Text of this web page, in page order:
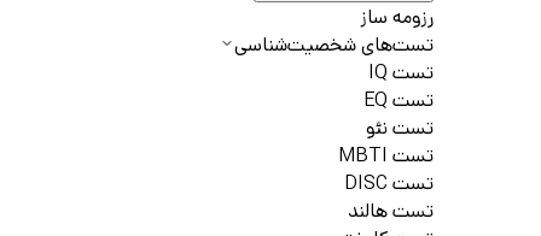
رزومه ساز
تست‌های شخصیت‌شناسی
تست IQ
تست EQ
تست نئو
تست MBTI
تست DISC
تست هالند